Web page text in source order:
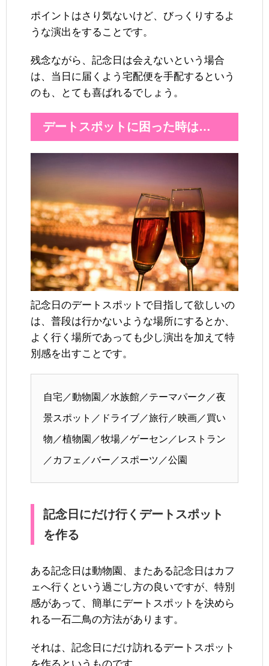
ポイントはさり気ないけど、びっくりするよ
うな演出をすることです。
残念ながら、記念日は会えないという場合
は、当日に届くよう宅配便を手配するという
のも、とても喜ばれるでしょう。
デートスポットに困った時は…
記念日のデートスポットで目指して欲しいの
は、普段は行かないような場所にするとか、
よく行く場所であっても少し演出を加えて特
別感を出すことです。
自宅／動物園／水族館／テーマパーク／夜
景スポット／ドライブ／旅行／映画／買い
物／植物園／牧場／ゲーセン／レストラン
／カフェ／バー／スポーツ／公園
記念日にだけ行くデートスポット
を作る
ある記念日は動物園、またある記念日はカフ
ェへ行くという過ごし方の良いですが、特別
感があって、簡単にデートスポットを決めら
れる一石二鳥の方法があります。
それは、記念日にだけ訪れるデートスポット
を作るというものです。